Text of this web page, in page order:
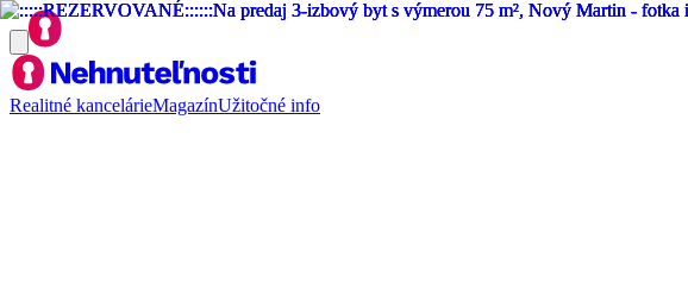
Realitné kancelárieMagazínUžitočné info